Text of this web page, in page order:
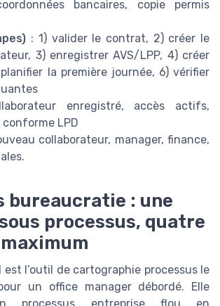
bancaires, copie permis
: 1) valider le contrat, 2) créer le
3) enregistrer AVS/LPP, 4) créer
la première journée, 6) vérifier
enregistré, accès actifs,
LPD
collaborateur, manager, finance,
bureaucratie : une
processus, quatre
est l’outil de cartographie processus le
un office manager débordé. Elle